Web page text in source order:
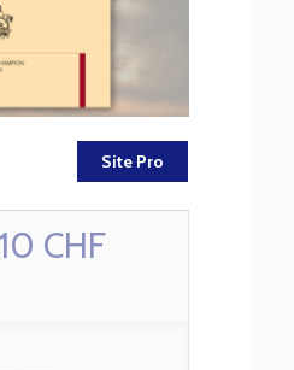
Site Pro
CHF